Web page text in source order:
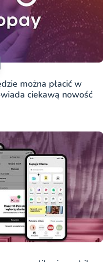
można płacić w
ciekawą nowość